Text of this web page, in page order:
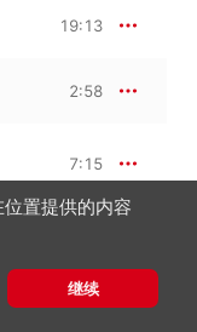
19:13
2:58
7:15
3:00
置提供的内容
继续